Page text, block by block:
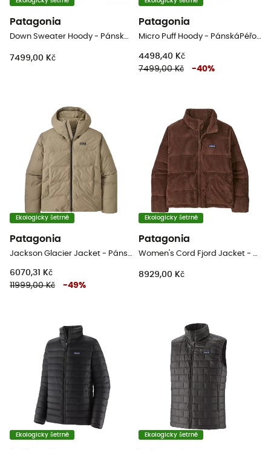
Patagonia
Down Sweater Hoody - PánskáPéřová bunda
7499,00 Kč
Patagonia
Micro Puff Hoody - PánskáPéřova
4498,40 Kč
7499,00 Kč
-40%
Ekologicky šetrné
Patagonia
Jackson Glacier Jacket - Pánská péřová bunda
6070,31 Kč
11999,00 Kč
-49%
Ekologicky šetrné
Patagonia
Women's Cord Fjord Jacket - Dámská péřova
8929,00 Kč
Ekologicky šetrné Ekologicky šetrné